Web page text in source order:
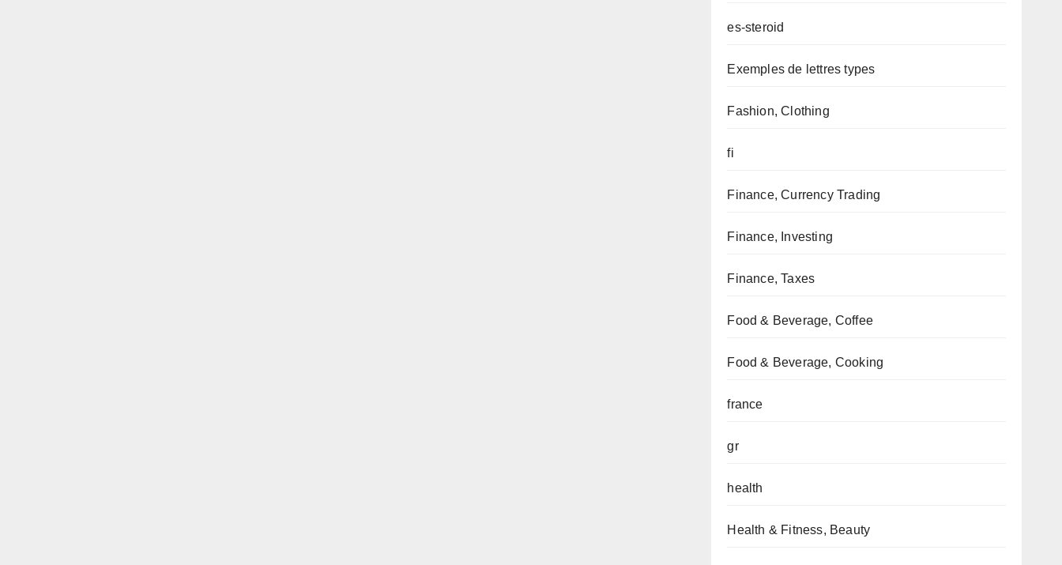
es-steroid
Exemples de lettres types
Fashion, Clothing
fi
Finance, Currency Trading
Finance, Investing
Finance, Taxes
Food & Beverage, Coffee
Food & Beverage, Cooking
france
gr
health
Health & Fitness, Beauty